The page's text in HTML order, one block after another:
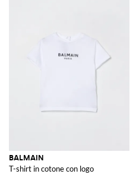
BALMAIN
T-shirt in cotone con logo